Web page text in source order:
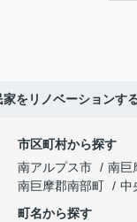
家をリノベーションす
市区町村から探す
南アルプス市
南巨
南巨摩郡南部町
中
町名から探す